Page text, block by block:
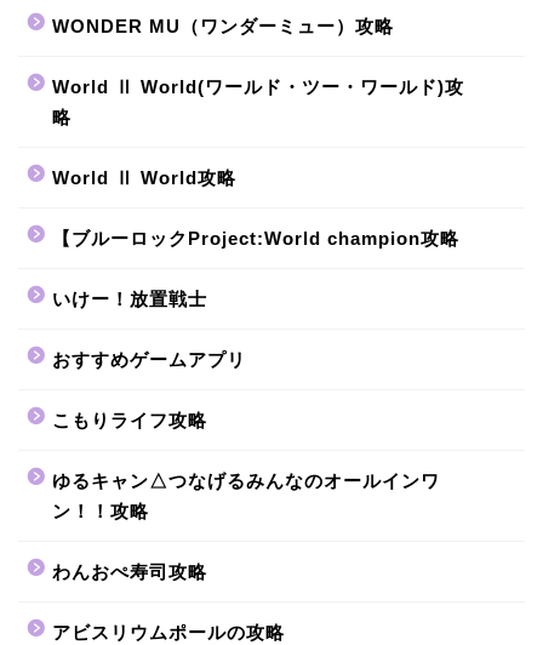
WONDER MU（ワンダーミュー）攻略
World Ⅱ World(ワールド・ツー・ワールド)攻
略
World Ⅱ World攻略
【ブルーロックProject:World champion攻略
いけー！放置戦士
おすすめゲームアプリ
こもりライフ攻略
ゆるキャン△つなげるみんなのオールインワ
ン！！攻略
わんおぺ寿司攻略
アビスリウムポールの攻略